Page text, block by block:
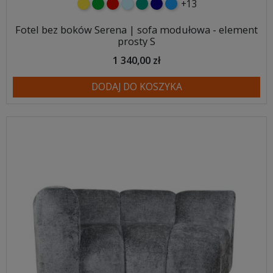
żółtyzielonyczerwony
błękitnyturkusowy
granatowy
niebieski
+13
Fotel bez boków Serena | sofa modułowa - element
prosty S
1 340,00 zł
DODAJ DO KOSZYKA